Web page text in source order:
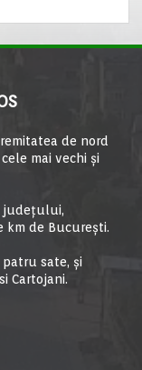
de nord
mai vechi şi
judeţului,
km de Bucureşti.
patru sate, și
Cartojani.